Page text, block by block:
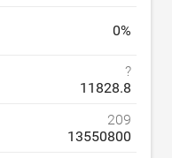
0%
?
11828.8
209
13550800